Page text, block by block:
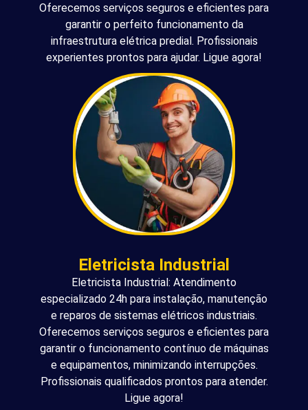
Oferecemos serviços seguros e eficientes para
garantir o perfeito funcionamento da
infraestrutura elétrica predial. Profissionais
experientes prontos para ajudar. Ligue agora!
Eletricista Industrial
Eletricista Industrial: Atendimento
especializado 24h para instalação, manutenção
e reparos de sistemas elétricos industriais.
Oferecemos serviços seguros e eficientes para
garantir o funcionamento contínuo de máquinas
e equipamentos, minimizando interrupções.
Profissionais qualificados prontos para atender.
Ligue agora!